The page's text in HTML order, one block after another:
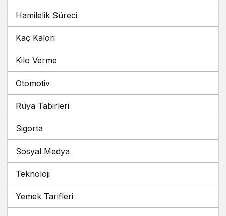
Hamilelik Süreci
Kaç Kalori
Kilo Verme
Otomotiv
Rüya Tabirleri
Sigorta
Sosyal Medya
Teknoloji
Yemek Tarifleri
Zararları